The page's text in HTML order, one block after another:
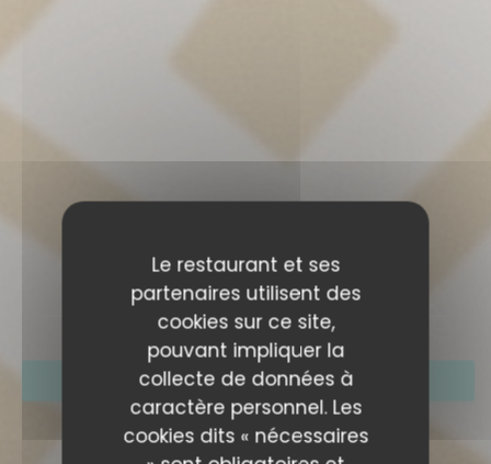
Le restaurant et ses
partenaires utilisent des
cookies sur ce site,
pouvant impliquer la
collecte de données à
caractère personnel. Les
cookies dits « nécessaires
NOUS CONTACTER
RÉSERVER